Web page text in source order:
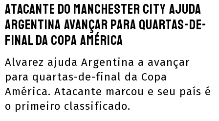
Atacante do Manchester City ajuda
Argentina avançar para quartas-de-
final da Copa América
Alvarez ajuda Argentina a avançar
para quartas-de-final da Copa
América. Atacante marcou e seu país é
o primeiro classificado.